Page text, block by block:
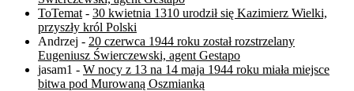
ToTemat - 30 kwietnia 1310 urodził się Kazimierz Wielki,
przyszły król Polski
Andrzej - 20 czerwca 1944 roku został rozstrzelany
Eugeniusz Świerczewski, agent Gestapo
jasam1 - W nocy z 13 na 14 maja 1944 roku miała miejsce
bitwa pod Murowaną Oszmianką